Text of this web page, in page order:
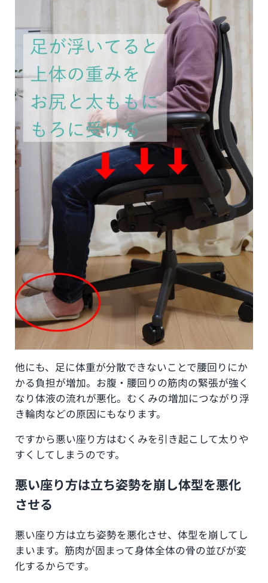
他にも、足に体重が分散できないことで腰回りにか
かる負担が増加。お腹・腰回りの筋肉の緊張が強く
なり体液の流れが悪化。むくみの増加につながり浮
き輪肉などの原因にもなります。
ですから悪い座り方はむくみを引き起こして太りや
すくしてしまうのです。
悪い座り方は立ち姿勢を崩し体型を悪化
させる
悪い座り方は立ち姿勢を悪化させ、体型を崩してし
まいます。筋肉が固まって身体全体の骨の並びが変
化するからです。